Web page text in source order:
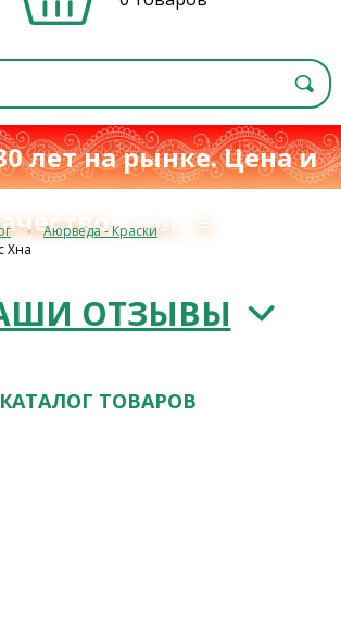
лет на рынке. Цена и
с 1993 г. ≡
Аюрведа - Краски
Хна
ОТЗЫВЫ
КАТАЛОГ ТОВАРОВ